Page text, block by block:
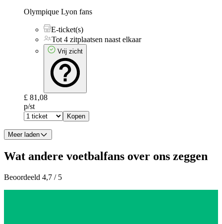
Olympique Lyon fans
E-ticket(s)
Tot 4 zitplaatsen naast elkaar
Vrij zicht
£ 81,08
p/st
Kopen
Meer laden
Wat andere voetbalfans over ons zeggen
Beoordeeld 4,7 / 5